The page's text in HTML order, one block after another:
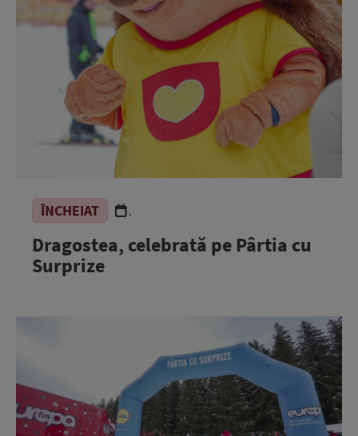
ÎNCHEIAT .
Dragostea, celebrată pe Pârtia cu
Surprize